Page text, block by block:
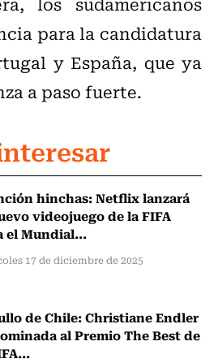
para la candidatura
y España, que ya
a paso fuerte.
hinchas: Netflix lanzará
videojuego de la FIFA
el Mundial...
17 de diciembre de 2025
de Chile: Christiane Endler
al Premio The Best de